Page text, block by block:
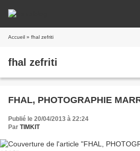
Accueil » fhal zefriti
fhal zefriti
FHAL, PHOTOGRAPHIE
Publié le 20/04/2013 à 22:24
Par TIMKIT